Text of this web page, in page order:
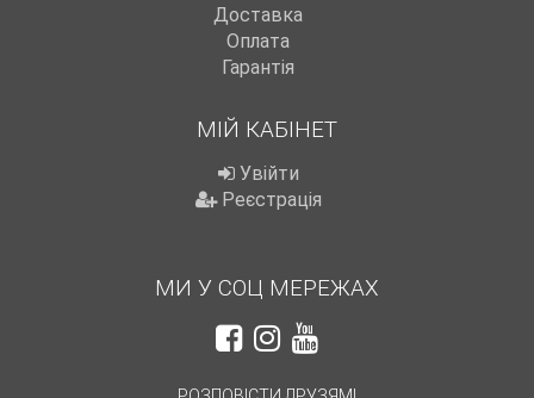
Доставка
Оплата
Гарантія
МІЙ КАБІНЕТ
Увійти
Реєстрація
МИ У СОЦ МЕРЕЖАХ